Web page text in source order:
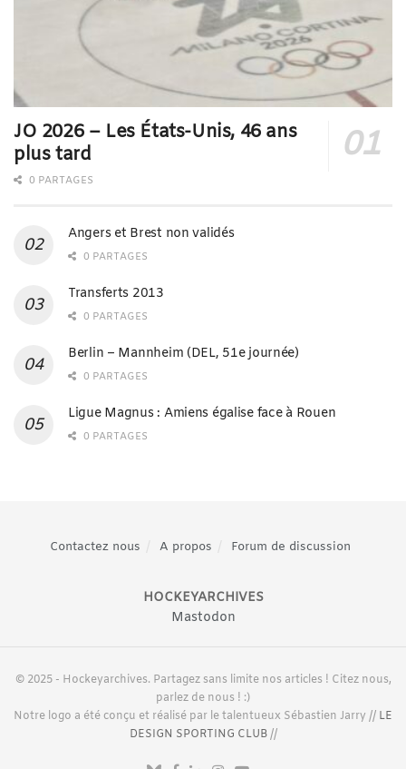
JO 2026 – Les États-Unis, 46 ans
plus tard
0 PARTAGES
Angers et Brest non validés
0 PARTAGES
Transferts 2013
0 PARTAGES
Berlin – Mannheim (DEL, 51e journée)
0 PARTAGES
Ligue Magnus : Amiens égalise face à Rouen
0 PARTAGES
Contactez nous A propos Forum de discussion
HOCKEYARCHIVES
Mastodon
© 2025 - Hockeyarchives. Partagez sans limite nos articles ! Citez nous,
parlez de nous ! :)
Notre logo a été conçu et réalisé par le talentueux Sébastien Jarry // LE
DESIGN SPORTING CLUB//